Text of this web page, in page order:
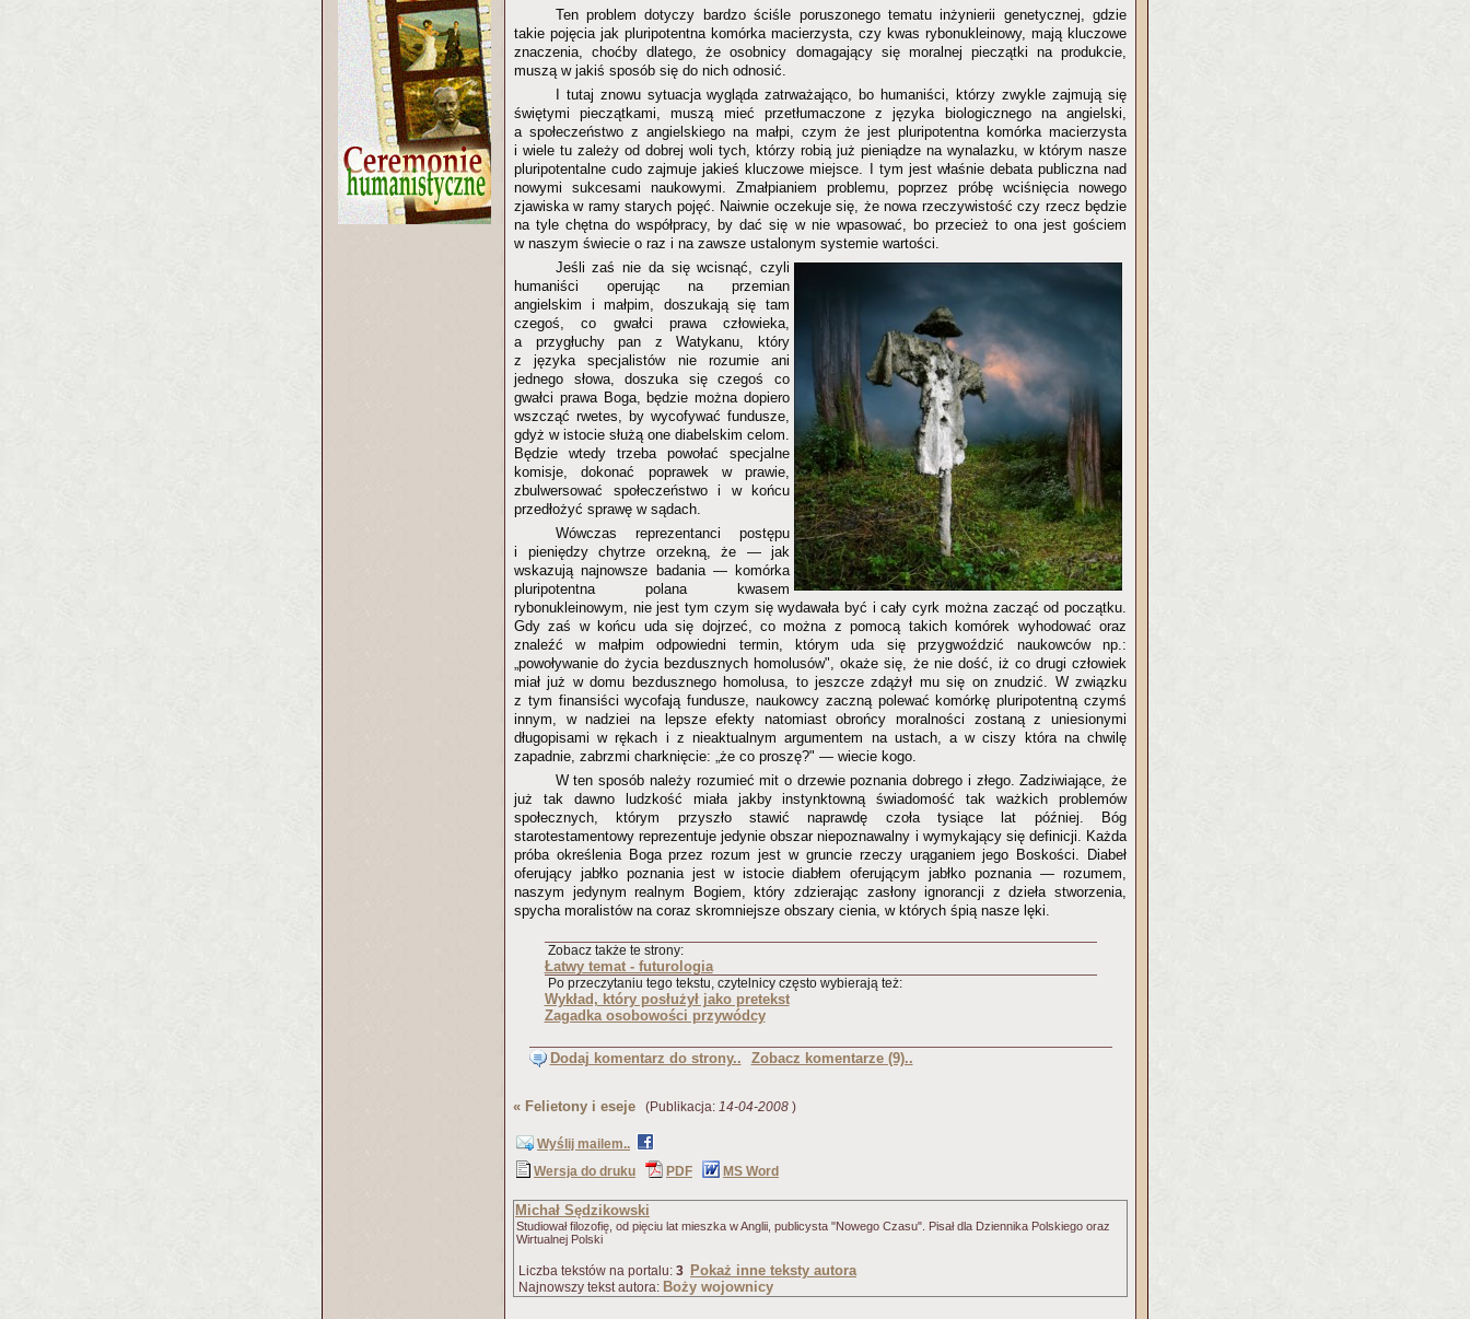
Ten problem dotyczy bardzo ściśle poruszonego tematu inżynierii genetycznej, gdzie
takie pojęcia jak pluripotentna komórka macierzysta, czy kwas rybonukleinowy, mają kluczowe
znaczenia, choćby dlatego, że osobnicy domagający się moralnej pieczątki na produkcie,
muszą w jakiś sposób się do nich odnosić.
I tutaj znowu sytuacja wygląda zatrważająco, bo humaniści, którzy zwykle zajmują się
świętymi pieczątkami, muszą mieć przetłumaczone z języka biologicznego na angielski,
a społeczeństwo z angielskiego na małpi, czym że jest pluripotentna komórka macierzysta
i wiele tu zależy od dobrej woli tych, którzy robią już pieniądze na wynalazku, w którym nasze
pluripotentalne cudo zajmuje jakieś kluczowe miejsce. I tym jest właśnie debata publiczna nad
nowymi sukcesami naukowymi. Zmałpianiem problemu, poprzez próbę wciśnięcia nowego
zjawiska w ramy starych pojęć. Naiwnie oczekuje się, że nowa rzeczywistość czy rzecz będzie
na tyle chętna do współpracy, by dać się w nie wpasować, bo przecież to ona jest gościem
w naszym świecie o raz i na zawsze ustalonym systemie wartości.
Jeśli zaś nie da się wcisnąć, czyli
humaniści operując na przemian
angielskim i małpim, doszukają się tam
czegoś, co gwałci prawa człowieka,
a przygłuchy pan z Watykanu, który
z języka specjalistów nie rozumie ani
jednego słowa, doszuka się czegoś co
gwałci prawa Boga, będzie można dopiero
wszcząć rwetes, by wycofywać fundusze,
gdyż w istocie służą one diabelskim celom.
Będzie wtedy trzeba powołać specjalne
komisje, dokonać poprawek w prawie,
zbulwersować społeczeństwo i w końcu
przedłożyć sprawę w sądach.
Wówczas reprezentanci postępu
i pieniędzy chytrze orzekną, że — jak
wskazują najnowsze badania — komórka
pluripotentna polana kwasem
rybonukleinowym, nie jest tym czym się wydawała być i cały cyrk można zacząć od początku.
Gdy zaś w końcu uda się dojrzeć, co można z pomocą takich komórek wyhodować oraz
znaleźć w małpim odpowiedni termin, którym uda się przygwoździć naukowców np.:
„powoływanie do życia bezdusznych homolusów", okaże się, że nie dość, iż co drugi człowiek
miał już w domu bezdusznego homolusa, to jeszcze zdążył mu się on znudzić. W związku
z tym finansiści wycofają fundusze, naukowcy zaczną polewać komórkę pluripotentną czymś
innym, w nadziei na lepsze efekty natomiast obrońcy moralności zostaną z uniesionymi
długopisami w rękach i z nieaktualnym argumentem na ustach, a w ciszy która na chwilę
zapadnie, zabrzmi charknięcie: „że co proszę?" — wiecie kogo.
W ten sposób należy rozumieć mit o drzewie poznania dobrego i złego. Zadziwiające, że
już tak dawno ludzkość miała jakby instynktowną świadomość tak ważkich problemów
społecznych, którym przyszło stawić naprawdę czoła tysiące lat później. Bóg
starotestamentowy reprezentuje jedynie obszar niepoznawalny i wymykający się definicji. Każda
próba określenia Boga przez rozum jest w gruncie rzeczy urąganiem jego Boskości. Diabeł
oferujący jabłko poznania jest w istocie diabłem oferującym jabłko poznania — rozumem,
naszym jedynym realnym Bogiem, który zdzierając zasłony ignorancji z dzieła stworzenia,
spycha moralistów na coraz skromniejsze obszary cienia, w których śpią nasze lęki.
Zobacz także te strony:
Łatwy temat - futurologia
Po przeczytaniu tego tekstu, czytelnicy często wybierają też:
Wykład, który posłużył jako pretekst
Zagadka osobowości przywódcy
Dodaj komentarz do strony.. Zobacz komentarze (9)..
« Felietony i eseje (Publikacja: 14-04-2008 )
Wyślij mailem..
Wersja do druku
PDF MS Word
Michał Sędzikowski
Studiował filozofię, od pięciu lat mieszka w Anglii, publicysta "Nowego Czasu". Pisał dla Dziennika Polskiego oraz
Wirtualnej Polski
Liczba tekstów na portalu: 3 Pokaż inne teksty autora
Najnowszy tekst autora: Boży wojownicy